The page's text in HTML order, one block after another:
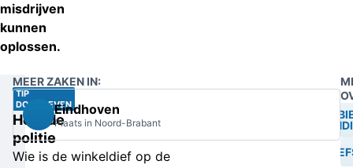
misdrijven
kunnen
oplossen.
TIP
DOORGEVEN
Help de
politie
Wie is de winkeldief op de
MEER ZAKEN IN:
Eindhoven
Plaats in Noord-Brabant